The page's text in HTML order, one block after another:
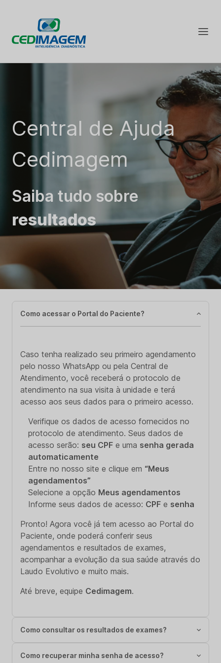
Central de Ajuda
Cedimagem
Saiba tudo sobre
resultados
Como acessar o Portal do Paciente?
Caso tenha realizado seu primeiro agendamento
pelo nosso WhatsApp ou pela Central de
Atendimento, você receberá o protocolo de
atendimento na sua visita à unidade e terá
acesso aos seus dados para o primeiro acesso.
Verifique os dados de acesso fornecidos no
protocolo de atendimento. Seus dados de
acesso serão: seu CPF e uma senha gerada
automaticamente
Entre no nosso site e clique em “Meus
agendamentos”
Selecione a opção Meus agendamentos
Informe seus dados de acesso: CPF e senha
Pronto! Agora você já tem acesso ao Portal do
Paciente, onde poderá conferir seus
agendamentos e resultados de exames,
acompanhar a evolução da sua saúde através do
Laudo Evolutivo e muito mais.
Até breve, equipe Cedimagem.
Como consultar os resultados de exames?
Como recuperar minha senha de acesso?